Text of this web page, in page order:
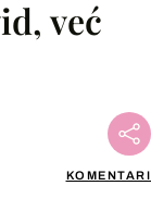
već
KOMENTARI